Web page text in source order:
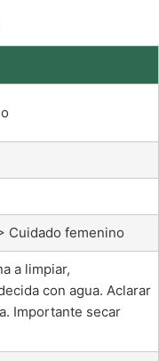
Cuidado femenino
a limpiar,
con agua. Aclarar
Importante secar